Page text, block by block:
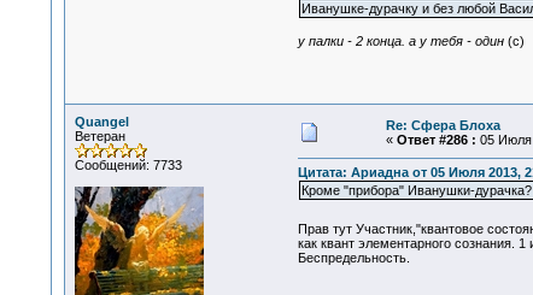
Иванушке-дурачку и без любой
у палки - 2 конца. а у тебя - один(с)
Quangel
Ветеран
Сообщений: 7733
Re: Сфера Блоха
« Ответ #286 : 05 Июля
Цитата: Ариадна от 05 Июля 2013,
Кроме "прибора" Иванушки-дурачка?
Прав тут Участник,"квантовое
как квант элементарного сознания. 1
Беспредельность.